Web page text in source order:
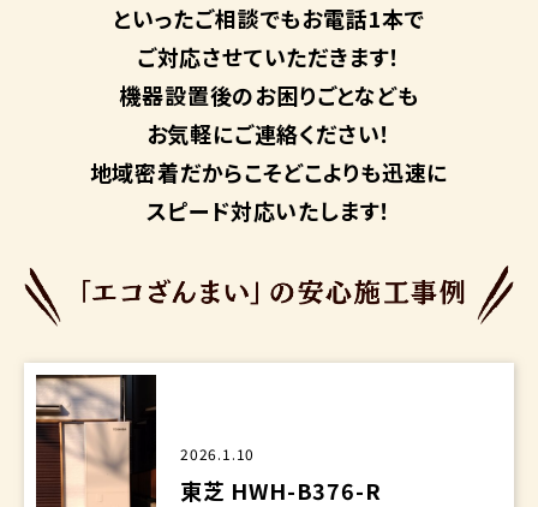
といったご相談でもお電話1本で
ご対応させていただきます！
機器設置後のお困りごとなども
お気軽にご連絡ください！
地域密着だからこそどこよりも迅速に
スピード対応いたします！
2026.1.10
東芝 HWH-B376-R